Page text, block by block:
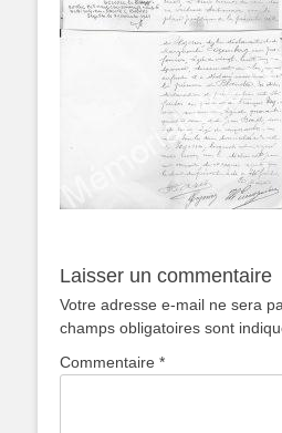
Laisser un commentaire
Votre adresse e-mail ne sera
champs obligatoires sont
Commentaire *